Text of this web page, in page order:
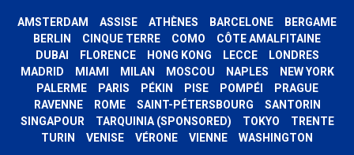
AMSTERDAM ASSISE ATHÈNES BARCELONE
BERGAME
BERLIN
CINQUE TERRE COMO
CÔTE AMALFITAINE
DUBAI
FLORENCE HONG KONG LECCE
LONDRES
MADRID
MIAMI MILAN MOSCOU NAPLES
NEW YORK
PALERME
PARIS PÉKIN PISE POMPÉI
PRAGUE
RAVENNE
ROME SAINT-PÉTERSBOURG
SANTORIN
SINGAPOUR
TARQUINIA (SPONSORED) TOKYO
TRENTE
TURIN
VENISE VÉRONE VIENNE WASHINGTON